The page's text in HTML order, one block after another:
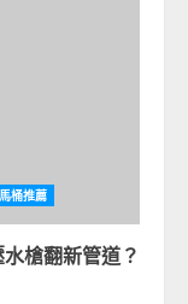
馬桶推薦
槍翻新管道？